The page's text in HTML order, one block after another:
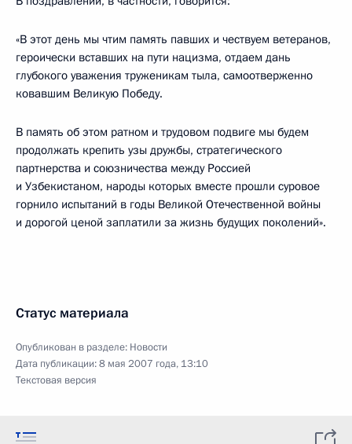
«В этот день мы чтим память павших и чествуем ветеранов,
героически вставших на пути нацизма, отдаем дань
глубокого уважения труженикам тыла, самоотверженно
ковавшим Великую Победу.
В память об этом ратном и трудовом подвиге мы будем
продолжать крепить узы дружбы, стратегического
партнерства и союзничества между Россией
и Узбекистаном, народы которых вместе прошли суровое
горнило испытаний в годы Великой Отечественной войны
и дорогой ценой заплатили за жизнь будущих поколений».
Статус материала
Опубликован в разделе: Новости
Дата публикации:8 мая 2007 года, 13:10
Текстовая версия